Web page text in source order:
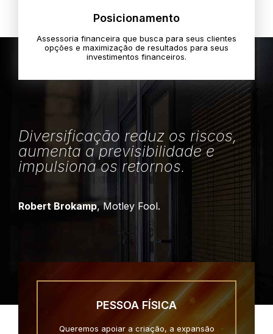
Posicionamento
Assessoria financeira que busca para seus clientes
opções e maximização de resultados para seus
investimentos financeiros.
Diversificação reduz os riscos,
aumenta a previsibilidade e
impulsiona os retornos.
Robert Brokamp, Motley Fool.
PESSOA FÍSICA
Queremos apoiar a criação, a expansão